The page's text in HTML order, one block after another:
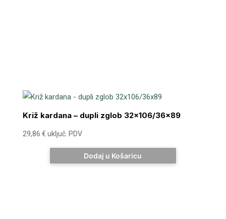
Križ kardana – dupli zglob 32×106/36×89
29,86 € uključ. PDV
Dodaj u Košaricu